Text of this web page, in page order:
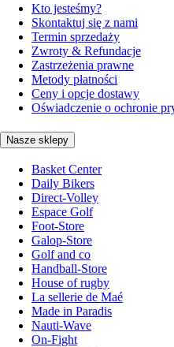
Kto jesteśmy?
Skontaktuj się z nami
Termin sprzedaży
Zwroty & Refundacje
Zastrzeżenia prawne
Metody płatności
Ceny i opcje dostawy
Oświadczenie o ochronie
Nasze sklepy
Basket Center
Daily Bikers
Direct-Volley
Espace Golf
Foot-Store
Galop-Store
Golf and co
Handball-Store
House of rugby
La sellerie de Maé
Made in Paradis
Nauti-Wave
On-Fight